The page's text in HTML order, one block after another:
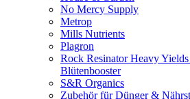
No Mercy Supply
Metrop
Mills Nutrients
Plagron
Rock Resinator Heavy
Blütenbooster
S&R Organics
Zubehör für Dünger &